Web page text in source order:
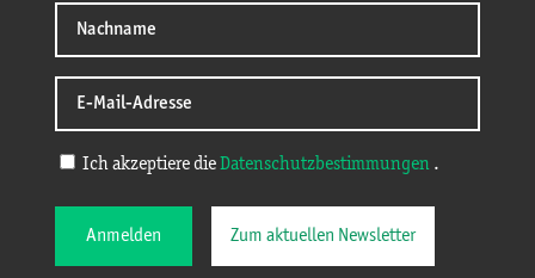
Ich akzeptiere die Datenschutzbestimmungen .
Anmelden Zum aktuellen Newsletter